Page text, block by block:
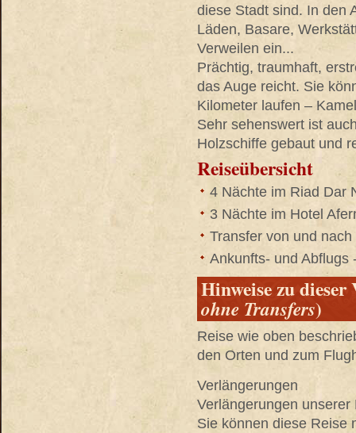
diese Stadt sind. In den
Läden, Basare,
Verweilen ein...
Prächtig, traumhaft,
das Auge reicht. Sie
Kilometer laufen –
Sehr sehenswert ist
Holzschiffe gebaut und
Reiseübersicht
4 Nächte im Riad Dar
3 Nächte im Hotel
Transfer von und
Ankunfts- und Abflugs
Hinweise zu
ohne Transfers)
Reise wie oben
den Orten und zum
Verlängerungen
Verlängerungen
Sie können diese Reise